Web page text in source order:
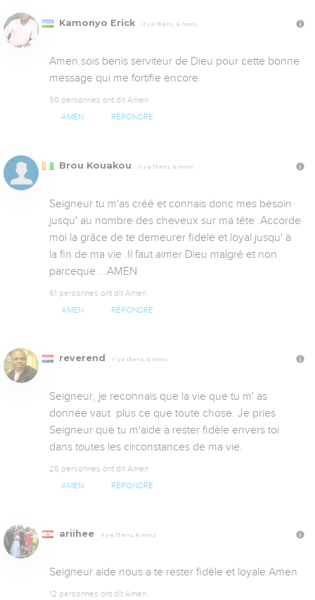
Kamonyo Erick Il y a 13 ans, 6 mois
Amen.sois benis serviteur de Dieu pour cette bonne
message qui me fortifie encore.
50 personnes ont dit Amen
AMEN RÉPONDRE
Brou Kouakou Il y a 13 ans, 6 mois
Seigneur tu m'as créé et connais donc mes besoin
jusqu' au nombre des cheveux sur ma tête .Accorde
moi la grâce de te demeurer fidele et loyal jusqu' à
la fin de ma vie .Il faut aimer Dieu malgré et non
parceque ...AMEN
61 personnes ont dit Amen
AMEN RÉPONDRE
reverend Il y a 13 ans, 6 mois
Seigneur, je reconnais que la vie que tu m' as
donnée vaut  plus ce que toute chose. Je pries
Seigneur que tu m'aide à rester fidèle envers toi
dans toutes les circonstances de ma vie.
28 personnes ont dit Amen
AMEN RÉPONDRE
ariihee Il y a 13 ans, 6 mois
Seigneur aide nous a te rester fidèle et loyale.Amen
12 personnes ont dit Amen